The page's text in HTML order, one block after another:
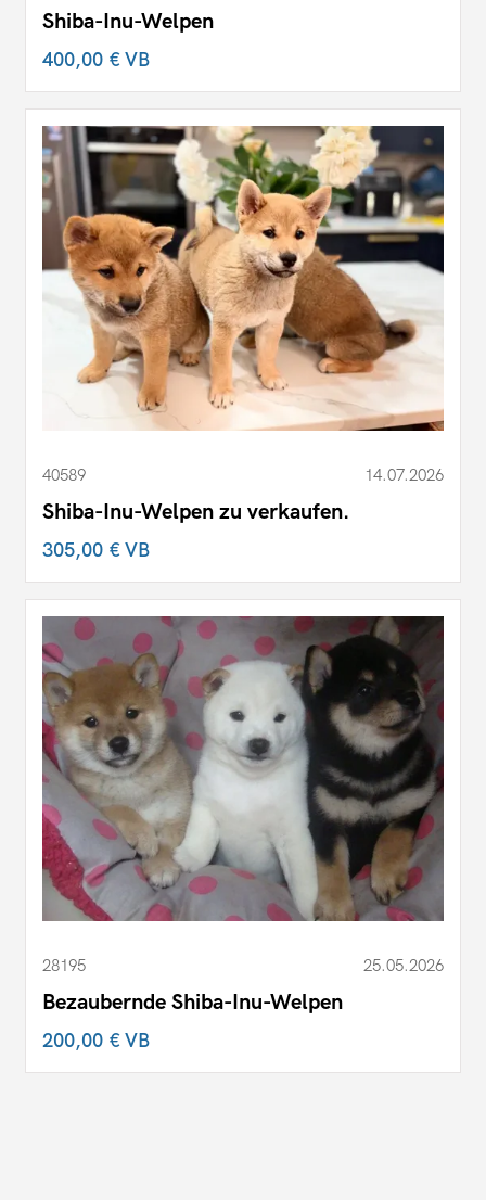
Shiba-Inu-Welpen
400,00 €VB
40589 14.07.2026
Shiba-Inu-Welpen zu verkaufen.
305,00 €VB
28195 25.05.2026
Bezaubernde Shiba-Inu-Welpen
200,00 €VB